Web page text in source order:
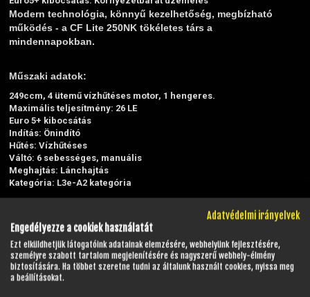
Modern technológia, könnyű kezelhetőség, megbízható
működés - a CF Lite 250NK tökéletes társ a
mindennapokban.
Műszaki adatok:
249ccm, 4 ütemű vízhűtéses motor, 1 hengeres.
Maximális teljesítmény: 26 LE
Euro 5+ kibocsátás
Indítás: Önindító
Hűtés: Vízhűtéses
Váltó: 6 sebességes, manuális
Meghajtás: Lánchajtás
Kategória: L3e-A2 kategória
Hosszúság x Magasság x Szélesség: 1990 x 1070 x 780 mm
Tengelytáv: 1360 mm
Saját tömeg: 151 kg
Ülésmagasság: 795 mm
Futómű:
Adatvédelmi irányelvek
Engedélyezze a cookiek használatát
Ezt elküldhetjük látogatóink adatainak elemzésére, webhelyünk fejlesztésére,
személyre szabott tartalom megjelenítésére és nagyszerű webhely-élmény
biztosítására. Ha többet szeretne tudni az általunk használt cookies, nyissa meg
a beállításokat.